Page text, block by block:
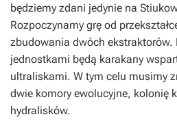
będziemy zdani jedynie na
Rozpoczynamy grę od
zbudowania dwóch
jednostkami będą karakany
ultraliskami. W tym celu musimy
dwie komory ewolucyjne, kolonię
hydralisków.